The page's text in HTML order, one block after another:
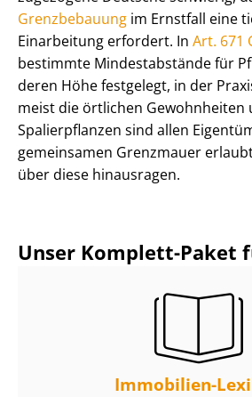
Grenzbebauung im Ernstfall eine
Einarbeitung erfordert. In Art. 671
bestimmte Mindestabstände für
deren Höhe festgelegt, in der
meist die örtlichen Gewohnheiten
Spalierpflanzen sind allen
gemeinsamen Grenzmauer
über diese hinausragen.
Unser Komplett-Paket
Immobilien-